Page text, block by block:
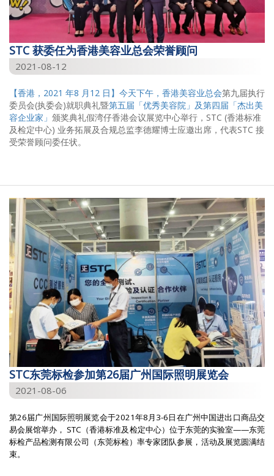
STC 获委任为香港美容业总会荣誉顾问
2021-08-12
【香港，2021 年8 月12 日】今天下午， 香港美容业总会第九届执行
委员会(执委会)就职典礼暨第五届「优秀美容院」及第四届「杰出美
容企业家」 颁奖典礼假湾仔香港会议展览中心举行，STC (香港标准
及检定中心) 业务拓展及合规总监李德耀博士应邀出席，代表STC 接
受荣誉顾问委任状。
STC东莞标检参加第26届广州国际照明展览会
2021-08-06
第26届广州国际照明展览会于2021年8月3-6日在广州中国进出口商品交
易会展馆举办， STC（香港标准及检定中心）位于东莞的实验室——东莞
标检产品检测有限公司（东莞标检）率专家团队参展，活动及展览圆满结
束。